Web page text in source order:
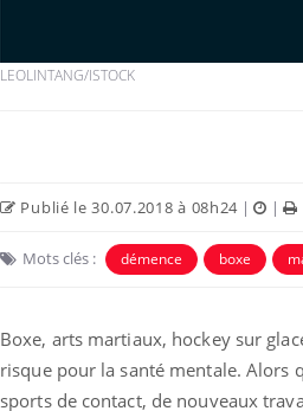
LEOLINTANG/ISTOCK
Publié le 30.07.2018 à 08h24 | |
Mots clés : démence boxe
Boxe, arts martiaux, hockey sur
risque pour la santé mentale. Alors
sports de contact, de nouveaux